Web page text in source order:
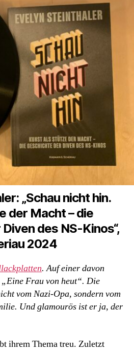
„Schau nicht hin.
der Macht – die
des NS-Kinos“,
2024
. Auf einer davon
Frau von heut“. Die
vom Nazi-Opa, sondern vom
Und glamourös ist er ja, der
ihrem Thema treu. Zuletzt